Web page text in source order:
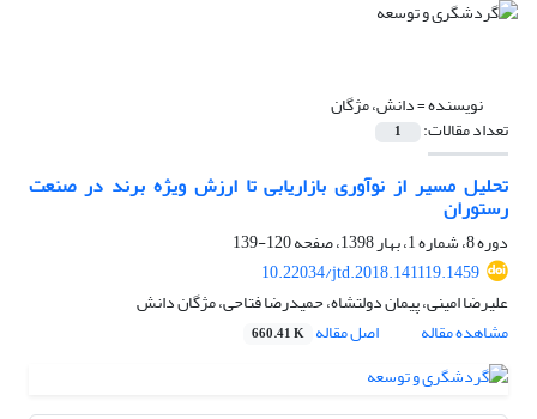
نویسنده =دانش، مژگان
تعداد مقالات: 1
تحلیل مسیر از نوآوری بازاریابی تا ارزش ویژه برند در صنعت
رستوران
دوره 8، شماره 1، بهار 1398، صفحه
120-139
10.22034/jtd.2018.141119.1459
علیرضا امینی، پیمان دولتشاه، حمیدرضا فتاحی، مژگان دانش
مشاهده مقاله
اصل مقاله 660.41 K